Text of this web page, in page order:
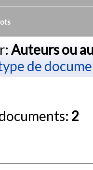
Auteurs ou
de
2